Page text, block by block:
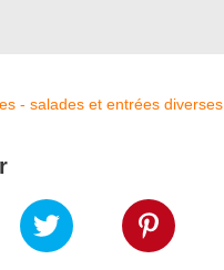
- salades et entrées diverses